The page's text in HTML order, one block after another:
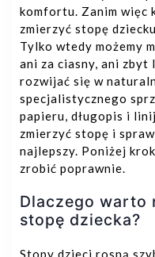
komfortu. Zanim więc
zmierzyć stopę
Tylko wtedy możemy
ani za ciasny, ani zbyt
rozwijać się w
specjalistycznego
papieru, długopis i
zmierzyć stopę i
najlepszy. Poniżej
zrobić poprawnie.
Dlaczego warto
stopę dziecka?
Stopy dzieci rosną